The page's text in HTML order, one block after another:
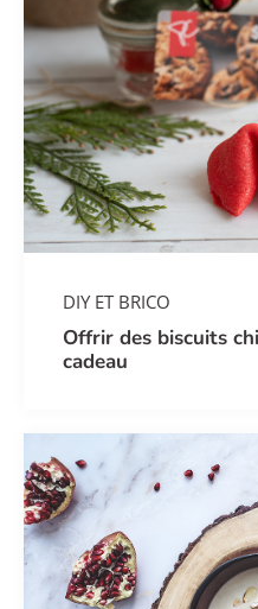
DIY ET BRICO
Offrir des biscuits
cadeau